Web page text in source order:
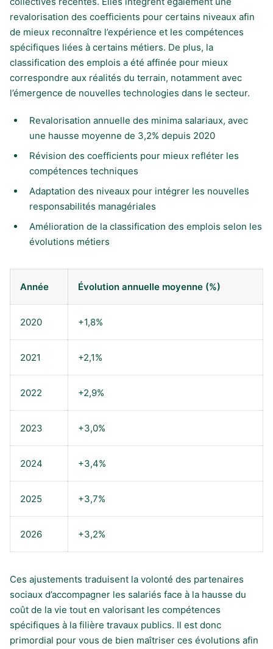
revalorisation des coefficients pour certains niveaux afin
de mieux reconnaître l’expérience et les compétences
spécifiques liées à certains métiers. De plus, la
classification des emplois a été affinée pour mieux
correspondre aux réalités du terrain, notamment avec
l’émergence de nouvelles technologies dans le secteur.
Revalorisation annuelle des minima salariaux, avec
une hausse moyenne de 3,2% depuis 2020
Révision des coefficients pour mieux refléter les
compétences techniques
Adaptation des niveaux pour intégrer les nouvelles
responsabilités managériales
Amélioration de la classification des emplois selon les
évolutions métiers
Année Évolution annuelle moyenne (%)
2020 +1,8%
2021 +2,1%
2022 +2,9%
2023 +3,0%
2024 +3,4%
2025 +3,7%
2026 +3,2%
Ces ajustements traduisent la volonté des partenaires
sociaux d’accompagner les salariés face à la hausse du
coût de la vie tout en valorisant les compétences
spécifiques à la filière travaux publics. Il est donc
primordial pour vous de bien maîtriser ces évolutions afin